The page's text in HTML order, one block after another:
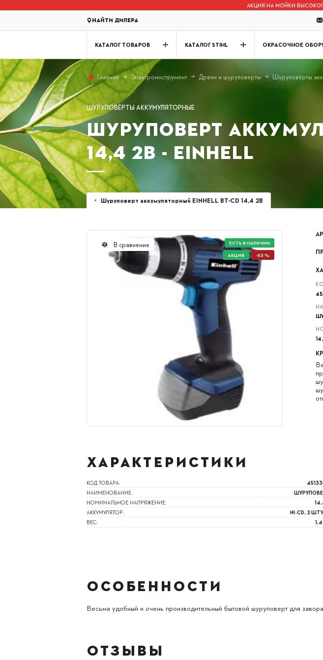
АКЦИЯ НА МОЙКИ
Найти дилера
КАТАЛОГ ТОВАРОВ КАТАЛОГ STIHL ОКРАСОЧНОЕ
Главная Электроинструмент Дрели и шуруповерты Шуруповёрты
ШУРУПОВЁРТЫ АККУМУЛЯТОРНЫЕ
ШУРУПОВЕРТ
14,4 2B - EINHELL
Шуруповерт аккумуляторный EINHELL BT-CD 14,4 2B
СУПЕРЦЕНА
АКЦИЯ -53 %
В сравнение ЕСТЬ В НАЛИЧИИ
ХАРАКТЕРИСТИКИ
КОД ТОВАРА:
НАИМЕНОВАНИЕ:
НОМИНАЛЬНОЕ НАПРЯЖЕНИЕ:
АККУМУЛЯТОР:
NI-CD, 2
ВЕС:
1,4
ОСОБЕННОСТИ
Весьма удобный и очень производительный бытовой шуруповерт для
ОТЗЫВЫ